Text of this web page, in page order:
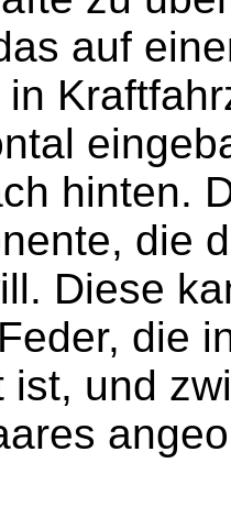
auf
hinten.
die
Diese
die
ist, und